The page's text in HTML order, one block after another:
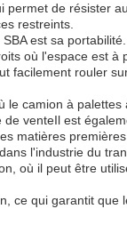
de résister
restreints.
est sa
où l'espace est à
facilement rouler
camion à
venteIl est
matières
l'industrie du
où il peut être
ce qui garantit